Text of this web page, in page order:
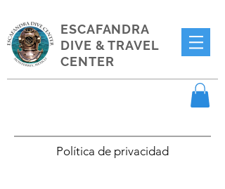
ESCAFANDRA
DIVE & TRAVEL
CENTER
Política de privacidad